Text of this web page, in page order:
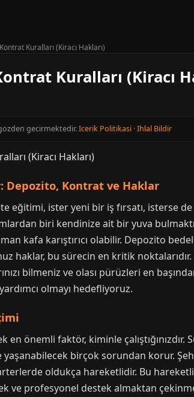
Kuralları (Kiracı Hakları)
Kuralları (Kiracı
gecirmektedir.Icerik Politikasi ·Ihlal Bildir
Depozito, Kontrat ve Haklar
eğitimi, ister yeni bir iş fırsatı, isterse
biri kendinize ait bir yuva
kafa karıştırıcı olabilir. Depozito
haklar, bu sürecin en kritik noktalarıdır.
bilmeniz ve olası pürüzleri en
olmayı hedefliyoruz.
önemli faktör, kiminle çalıştığınızdır.
birçok sorundan korur.
oldukça hareketlidir. Bu
ve profesyonel destek almaktan